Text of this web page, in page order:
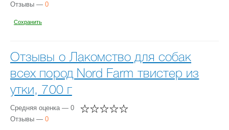
Отзывы — 0
Сохранить
Отзывы о Лакомство для собак
всех пород Nord Farm твистер из
утки, 700 г
Средняя оценка — 0
Отзывы — 0